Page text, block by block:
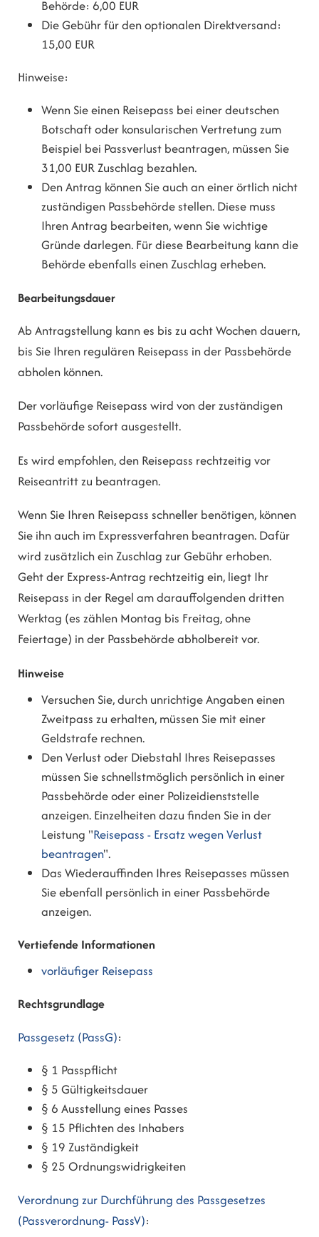
Behörde: 6,00 EUR
Die Gebühr für den optionalen Direktversand:
15,00 EUR
Hinweise:
Wenn Sie einen Reisepass bei einer deutschen
Botschaft oder konsularischen Vertretung zum
Beispiel bei Passverlust beantragen, müssen Sie
31,00 EUR Zuschlag bezahlen.
Den Antrag können Sie auch an einer örtlich nicht
zuständigen Passbehörde stellen. Diese muss
Ihren Antrag bearbeiten, wenn Sie wichtige
Gründe darlegen. Für diese Bearbeitung kann die
Behörde ebenfalls einen Zuschlag erheben.
Bearbeitungsdauer
Ab Antragstellung kann es bis zu acht Wochen dauern,
bis Sie Ihren regulären Reisepass in der Passbehörde
abholen können.
Der vorläufige Reisepass wird von der zuständigen
Passbehörde sofort ausgestellt.
Es wird empfohlen, den Reisepass rechtzeitig vor
Reiseantritt zu beantragen.
Wenn Sie Ihren Reisepass schneller benötigen, können
Sie ihn auch im Expressverfahren beantragen. Dafür
wird zusätzlich ein Zuschlag zur Gebühr erhoben.
Geht der Express-Antrag rechtzeitig ein, liegt Ihr
Reisepass in der Regel am darauffolgenden dritten
Werktag (es zählen Montag bis Freitag, ohne
Feiertage) in der Passbehörde abholbereit vor.
Hinweise
Versuchen Sie, durch unrichtige Angaben einen
Zweitpass zu erhalten, müssen Sie mit einer
Geldstrafe rechnen.
Den Verlust oder Diebstahl Ihres Reisepasses
müssen Sie schnellstmöglich persönlich in einer
Passbehörde oder einer Polizeidienststelle
anzeigen. Einzelheiten dazu finden Sie in der
Leistung "Reisepass - Ersatz wegen Verlust
beantragen".
Das Wiederauffinden Ihres Reisepasses müssen
Sie ebenfall persönlich in einer Passbehörde
anzeigen.
Vertiefende Informationen
vorläufiger Reisepass
Rechtsgrundlage
Passgesetz (PassG):
§ 1 Passpflicht
§ 5 Gültigkeitsdauer
§ 6Ausstellung eines Passes
§ 15 Pflichten des Inhabers
§ 19 Zuständigkeit
§ 25 Ordnungswidrigkeiten
Verordnung zur Durchführung des Passgesetzes
(Passverordnung- PassV):